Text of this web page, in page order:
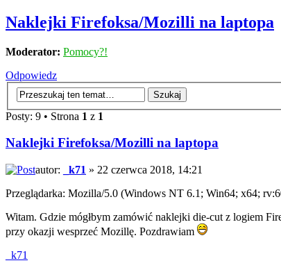
Naklejki Firefoksa/Mozilli na laptopa
Moderator: Pomocy?!
Odpowiedz
Posty: 9 • Strona 1 z 1
Naklejki Firefoksa/Mozilli na laptopa
autor: _k71 » 22 czerwca 2018, 14:21
Przeglądarka: Mozilla/5.0 (Windows NT 6.1; Win64; x64;
Witam. Gdzie mógłbym zamówić naklejki die-cut z logiem
przy okazji wesprzeć Mozillę. Pozdrawiam
_k71